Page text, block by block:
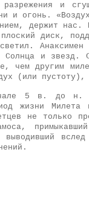
и
и огонь.
держит нас.
диск,
Анаксимен
Солнца и звезд.
чем другим
(или
5 в. до н. э.)
жизни
не только
вслед